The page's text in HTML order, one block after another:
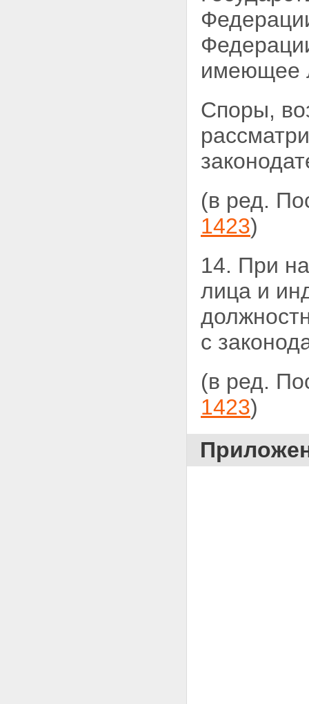
имеющее
Споры,
(в ред.
1423)
14. При
лица и
с
(в ред.
1423)